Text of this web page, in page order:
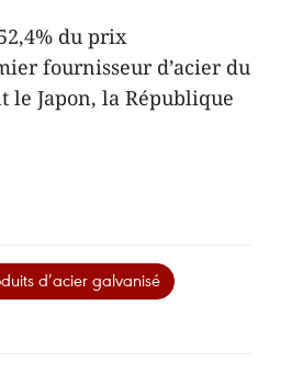
du prix
fournisseur d’acier du
le Japon, la République
d’acier galvanisé